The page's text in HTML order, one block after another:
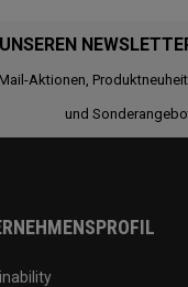
Aktionen,
und